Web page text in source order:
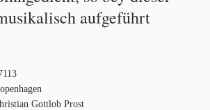
aufgeführt
Gottlob Prost